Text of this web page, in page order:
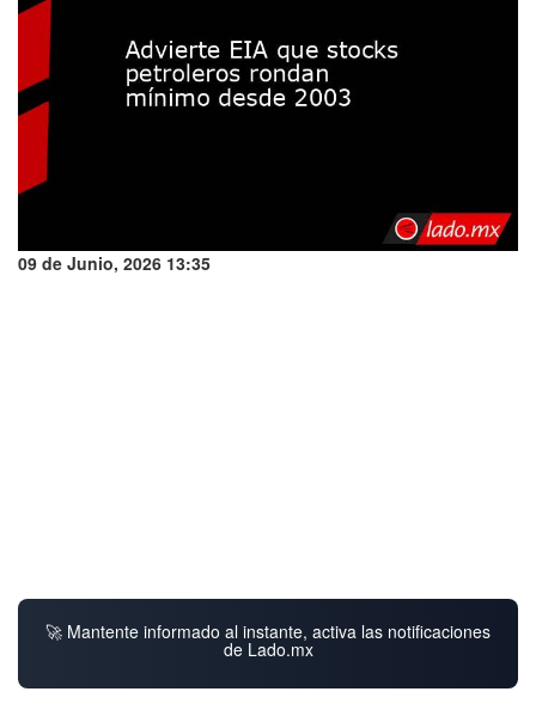
09 de Junio, 2026 13:35
🚀 Mantente informado al instante, activa las notificaciones
de Lado.mx